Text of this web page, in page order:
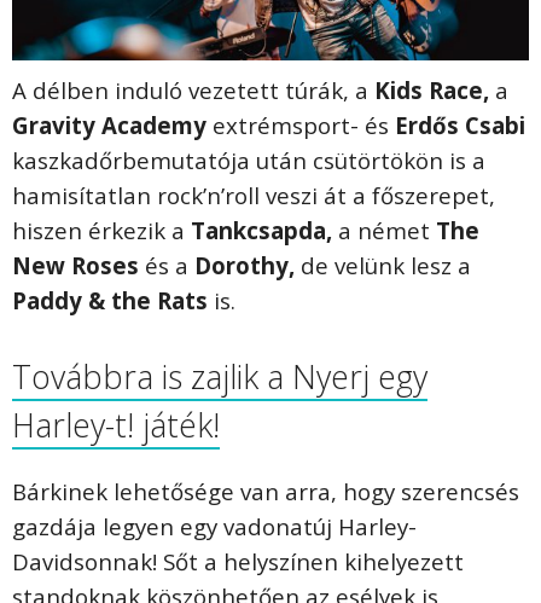
A délben induló vezetett túrák, a Kids Race, a
Gravity Academy extrémsport- és Erdős Csabi
kaszkadőrbemutatója után csütörtökön is a
hamisítatlan rock’n’roll veszi át a főszerepet,
hiszen érkezik a Tankcsapda, a német The
New Roses és a Dorothy, de velünk lesz a
Paddy & the Rats is.
Továbbra is zajlik a Nyerj egy
Harley-t! játék!
Bárkinek lehetősége van arra, hogy szerencsés
gazdája legyen egy vadonatúj Harley-
Davidsonnak! Sőt a helyszínen kihelyezett
standoknak köszönhetően az esélyek is